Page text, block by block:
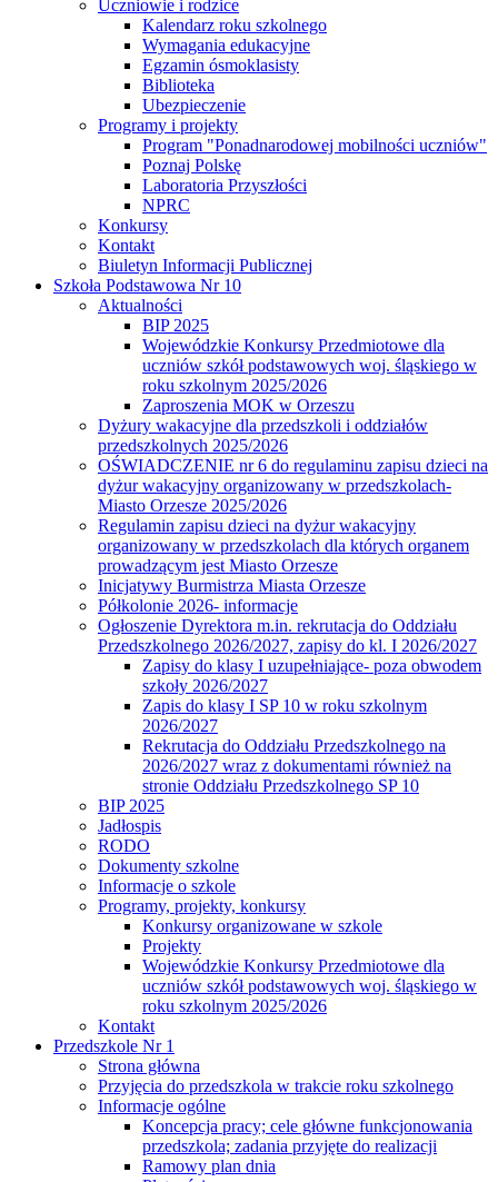
Uczniowie i rodzice
Kalendarz roku szkolnego
Wymagania edukacyjne
Egzamin ósmoklasisty
Biblioteka
Ubezpieczenie
Programy i projekty
Program "Ponadnarodowej mobilności uczniów"
Poznaj Polskę
Laboratoria Przyszłości
NPRC
Konkursy
Kontakt
Biuletyn Informacji Publicznej
Szkoła Podstawowa Nr 10
Aktualności
BIP 2025
Wojewódzkie Konkursy Przedmiotowe dla
uczniów szkół podstawowych woj. śląskiego w
roku szkolnym 2025/2026
Zaproszenia MOK w Orzeszu
Dyżury wakacyjne dla przedszkoli i oddziałów
przedszkolnych 2025/2026
OŚWIADCZENIE nr 6 do regulaminu zapisu dzieci na
dyżur wakacyjny organizowany w przedszkolach-
Miasto Orzesze 2025/2026
Regulamin zapisu dzieci na dyżur wakacyjny
organizowany w przedszkolach dla których organem
prowadzącym jest Miasto Orzesze
Inicjatywy Burmistrza Miasta Orzesze
Półkolonie 2026- informacje
Ogłoszenie Dyrektora m.in. rekrutacja do Oddziału
Przedszkolnego 2026/2027, zapisy do kl. I 2026/2027
Zapisy do klasy I uzupełniające- poza obwodem
szkoły 2026/2027
Zapis do klasy I SP 10 w roku szkolnym
2026/2027
Rekrutacja do Oddziału Przedszkolnego na
2026/2027 wraz z dokumentami również na
stronie Oddziału Przedszkolnego SP 10
BIP 2025
Jadłospis
RODO
Dokumenty szkolne
Informacje o szkole
Programy, projekty, konkursy
Konkursy organizowane w szkole
Projekty
Wojewódzkie Konkursy Przedmiotowe dla
uczniów szkół podstawowych woj. śląskiego w
roku szkolnym 2025/2026
Kontakt
Przedszkole Nr 1
Strona główna
Przyjęcia do przedszkola w trakcie roku szkolnego
Informacje ogólne
Koncepcja pracy; cele główne funkcjonowania
przedszkola; zadania przyjęte do realizacji
Ramowy plan dnia